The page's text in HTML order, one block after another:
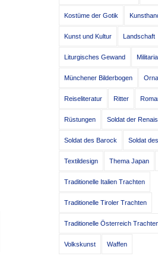
Kostüme der Gotik
Kunst und Kultur Landschaft
Liturgisches Gewand Militaria
Münchener Bilderbogen
Reiseliteratur Ritter
Rüstungen Soldat der
Soldat des Barock Soldat
Textildesign Thema Japan
Traditionelle Italien Trachten
Traditionelle Tiroler Trachten
Traditionelle Österreich
Volkskunst Waffen